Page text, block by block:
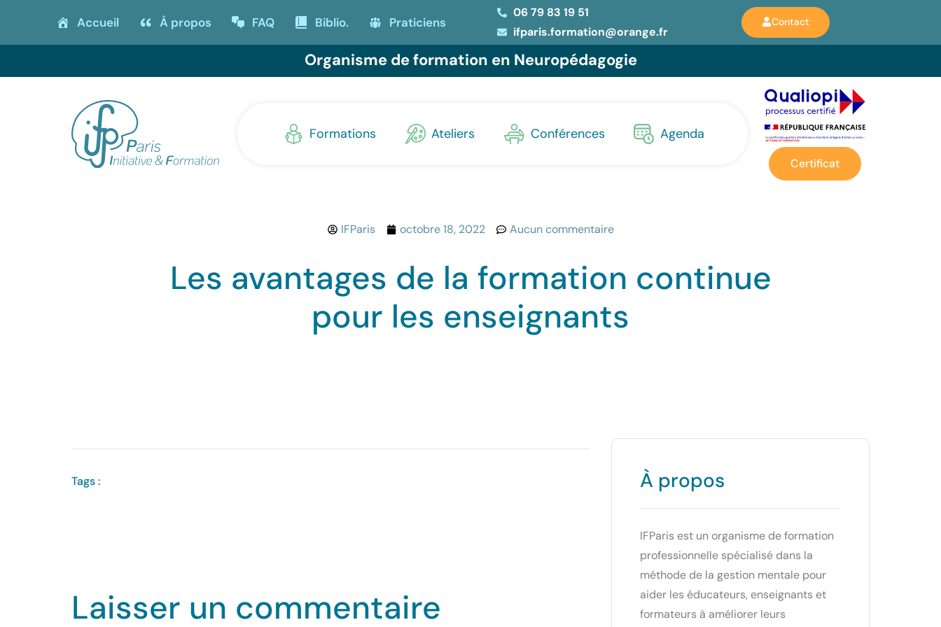
Accueil À propos FAQ Biblio. Praticiens
06 79 83 19 51
ifparis.formation@orange.fr
Contact
Organisme de formation en Neuropédagogie
Formations Ateliers Conférences Agenda
Certificat
IFParis octobre 18, 2022 Aucun commentaire
Les avantages de la formation continue
pour les enseignants
Tags :
Laisser un commentaire
À propos
IFParis est un organisme de formation
professionnelle spécialisé dans la
méthode de la gestion mentale pour
aider les éducateurs, enseignants et
formateurs à améliorer leurs